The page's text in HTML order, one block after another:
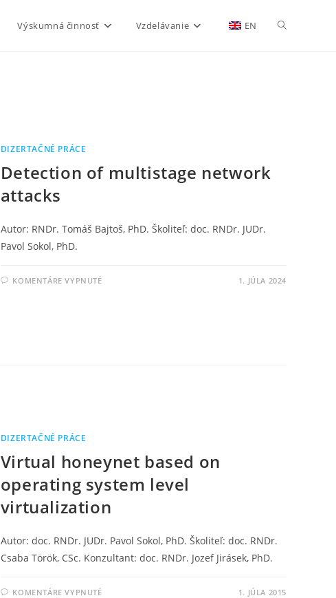
Výskumná činnosť Vzdelávanie EN
DIZERTAČNÉ PRÁCE
Detection of multistage network
attacks
Autor: RNDr. Tomáš Bajtoš, PhD. Školiteľ: doc. RNDr. JUDr.
Pavol Sokol, PhD.
KOMENTÁRE VYPNUTÉ 1. JÚLA 2024
DIZERTAČNÉ PRÁCE
Virtual honeynet based on
operating system level
virtualization
Autor: doc. RNDr. JUDr. Pavol Sokol, PhD. Školiteľ: doc. RNDr.
Csaba Török, CSc. Konzultant: doc. RNDr. Jozef Jirásek, PhD.
KOMENTÁRE VYPNUTÉ 1. JÚLA 2015